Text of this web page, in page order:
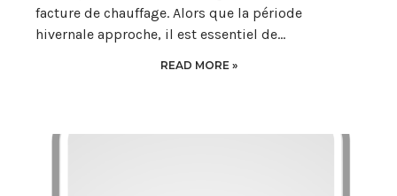
facture de chauffage. Alors que la période
hivernale approche, il est essentiel de…
READ MORE »